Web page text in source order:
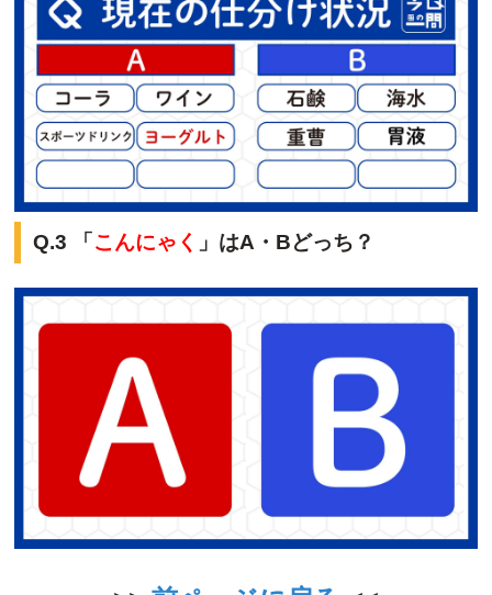
Q.3 「 こんにゃく 」はA・Bどっち？